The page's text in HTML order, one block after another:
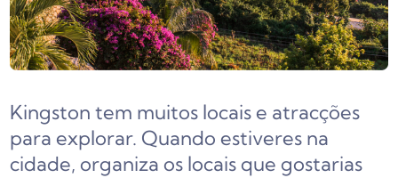
Kingston tem muitos locais e atracções
para explorar. Quando estiveres na
cidade, organiza os locais que gostarias